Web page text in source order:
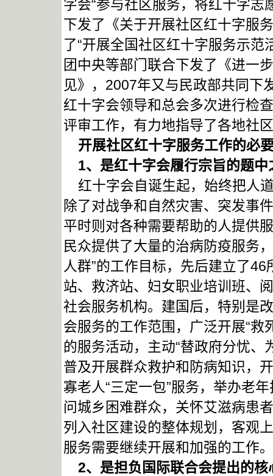
字会“参与社区服务，将红十字志
下发了《关于开展社区红十字服
了“开展全国社区红十字服务示
团中央等部门联合下发了《进一
见》，2007年又与民政部共同下
红十字会领导和总会多次进行检
评审工作，有力地指导了各地社
开展社区红十字服务工作的必
1、是红十字会履行宗旨的题
红十字会自诞生起，始终把人
除了对战争和自然灾害、突发事
平时则对各种需要帮助的人提供
民众提供了大量的治病防疫服务
人群”的工作目标，先后建立了
站、救济站、妇女职业培训班、
社会服务机构。建国后，特别是
会服务的工作范围，广泛开展“救
的服务活动，主动“替政府分忧
普及开展群众救护和防病知识，
寡老人“三定一包”服务，举办老
问城乡困难群众，关怀艾滋病患
列入社区建设的整体规划，客观
服务需要继续开展和加强的工作。
2、是担负国际联合会提出的